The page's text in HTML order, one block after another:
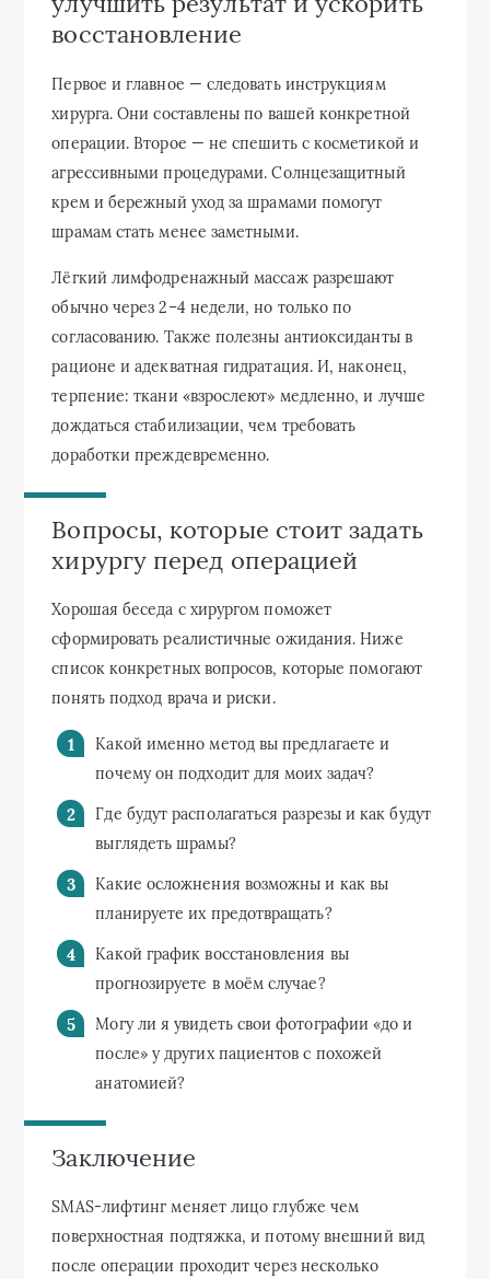
восстановление
Первое и главное — следовать инструкциям
хирурга. Они составлены по вашей конкретной
операции. Второе — не спешить с косметикой и
агрессивными процедурами. Солнцезащитный
крем и бережный уход за шрамами помогут
шрамам стать менее заметными.
Лёгкий лимфодренажный массаж разрешают
обычно через 2–4 недели, но только по
согласованию. Также полезны антиоксиданты в
рационе и адекватная гидратация. И, наконец,
терпение: ткани «взрослеют» медленно, и лучше
дождаться стабилизации, чем требовать
доработки преждевременно.
Вопросы, которые стоит задать
хирургу перед операцией
Хорошая беседа с хирургом поможет
сформировать реалистичные ожидания. Ниже
список конкретных вопросов, которые помогают
понять подход врача и риски.
Какой именно метод вы предлагаете и
почему он подходит для моих задач?
Где будут располагаться разрезы и как будут
выглядеть шрамы?
Какие осложнения возможны и как вы
планируете их предотвращать?
Какой график восстановления вы
прогнозируете в моём случае?
Могу ли я увидеть свои фотографии «до и
после» у других пациентов с похожей
анатомией?
Заключение
SMAS-лифтинг меняет лицо глубже чем
поверхностная подтяжка, и потому внешний вид
после операции проходит через несколько